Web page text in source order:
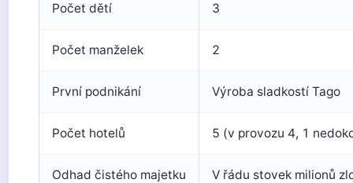
Počet dětí 3
Počet manželek 2
První podnikání Výroba sladkostí Tago
Počet hotelů 5 (v provozu 4, 1
Odhad čistého majetku V řádu stovek milionů